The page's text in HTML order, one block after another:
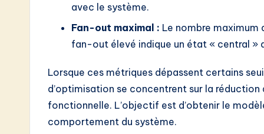
avec le système.
Fan-out maximal : Le nombre maximum
fan-out élevé indique un état « central »
Lorsque ces métriques dépassent certains
d’optimisation se concentrent sur la
fonctionnelle. L’objectif est d’obtenir le
comportement du système.